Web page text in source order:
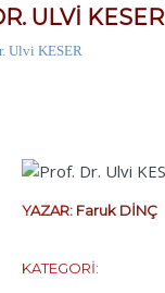
ULVI KESER
Ulvi KESER
YAZAR: Faruk DİNÇ
KATEGORİ: